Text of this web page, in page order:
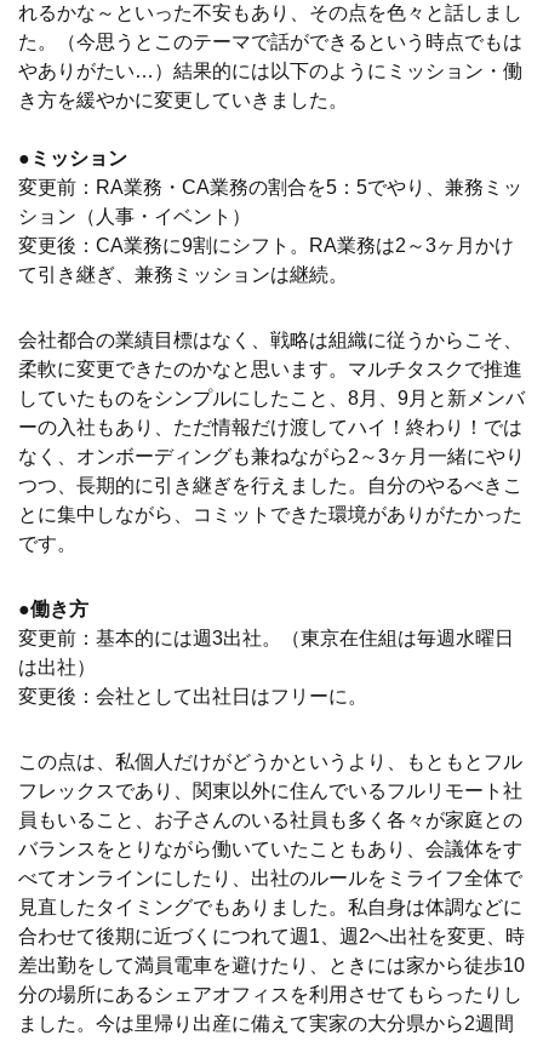
れるかな～といった不安もあり、その点を色々と話しまし
た。（今思うとこのテーマで話ができるという時点でもは
やありがたい…）結果的には以下のようにミッション・働
き方を緩やかに変更していきました。
●ミッション
変更前：RA業務・CA業務の割合を5：5でやり、兼務ミッ
ション（人事・イベント）
変更後：CA業務に9割にシフト。RA業務は2～3ヶ月かけ
て引き継ぎ、兼務ミッションは継続。
会社都合の業績目標はなく、戦略は組織に従うからこそ、
柔軟に変更できたのかなと思います。マルチタスクで推進
していたものをシンプルにしたこと、8月、9月と新メンバ
ーの入社もあり、ただ情報だけ渡してハイ！終わり！では
なく、オンボーディングも兼ねながら2～3ヶ月一緒にやり
つつ、長期的に引き継ぎを行えました。自分のやるべきこ
とに集中しながら、コミットできた環境がありがたかった
です。
●働き方
変更前：基本的には週3出社。（東京在住組は毎週水曜日
は出社）
変更後：会社として出社日はフリーに。
この点は、私個人だけがどうかというより、もともとフル
フレックスであり、関東以外に住んでいるフルリモート社
員もいること、お子さんのいる社員も多く各々が家庭との
バランスをとりながら働いていたこともあり、会議体をす
べてオンラインにしたり、出社のルールをミライフ全体で
見直したタイミングでもありました。私自身は体調などに
合わせて後期に近づくにつれて週1、週2へ出社を変更、時
差出勤をして満員電車を避けたり、ときには家から徒歩10
分の場所にあるシェアオフィスを利用させてもらったりし
ました。今は里帰り出産に備えて実家の大分県から2週間